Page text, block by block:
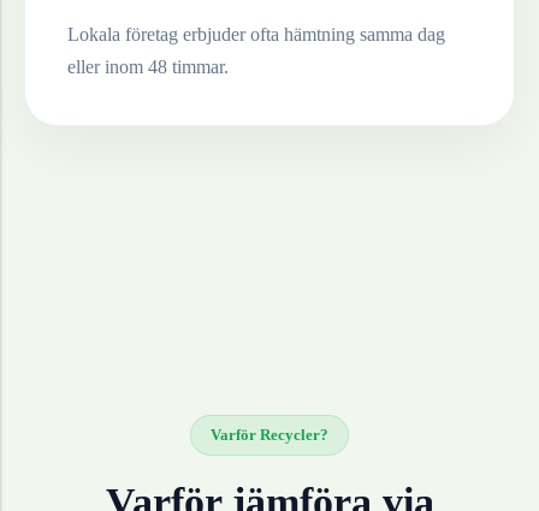
Lokala företag erbjuder ofta hämtning samma dag
eller inom 48 timmar.
Varför Recycler?
Varför jämföra via